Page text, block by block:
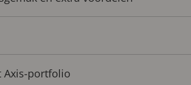
Axis-portfolio